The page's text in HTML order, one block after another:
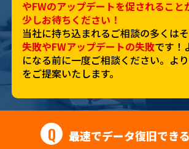
やFWのアップデートを促されること
少しお待ちください！
当社に持ち込まれるご相談の多くは
失敗やFWアップデートの失敗です！
になる前に一度ご相談ください。よ
をご提案いたします。
Q 最速でデータ復旧でき